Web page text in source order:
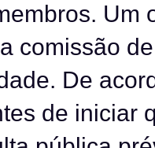
Um
comissão
De
de iniciar